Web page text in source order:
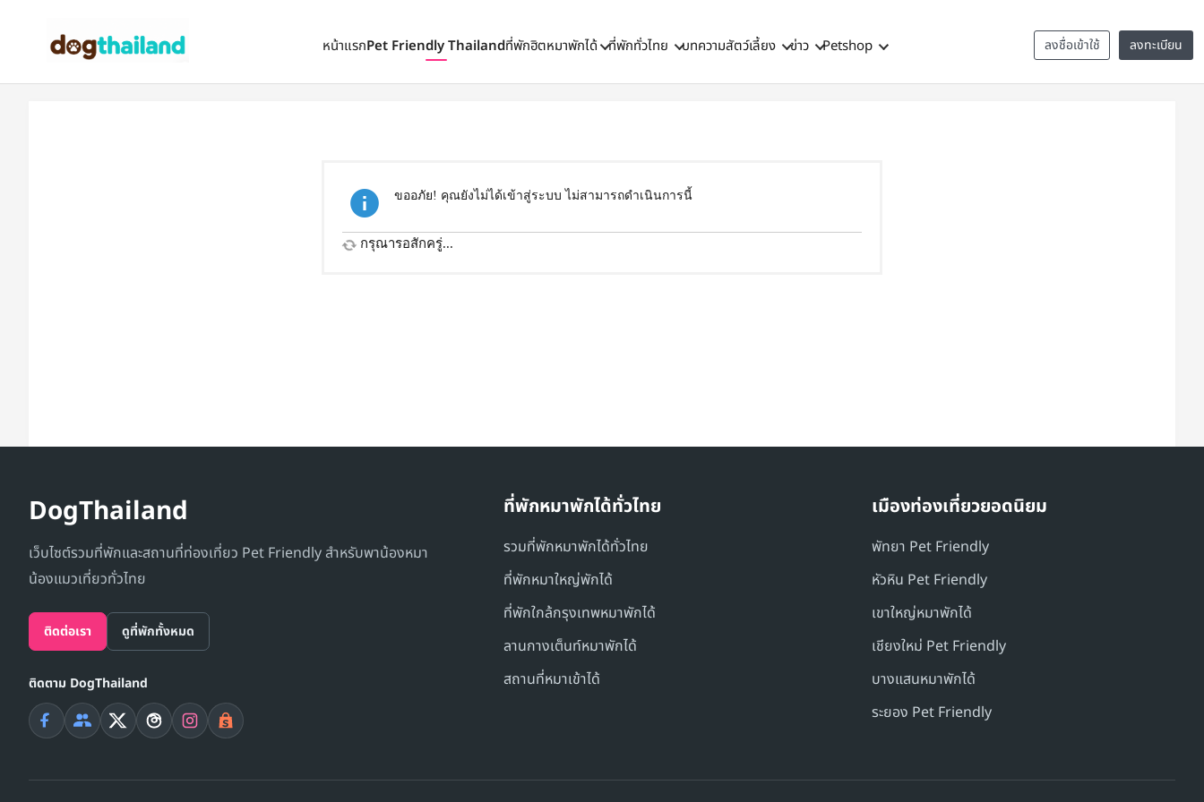
ลงชื่อเข้าใช้ ลงทะเบียน
หน้าแรกPet Friendly Thailandที่พักฮิตหมาพักได้ ที่พักทั่วไทย บทความสัตว์เลี้ยง ข่าว Petshop
ขออภัย! คุณยังไม่ได้เข้าสู่ระบบ ไม่สามารถดำเนินการนี้
กรุณารอสักครู่...
DogThailand
เว็บไซต์รวมที่พักและสถานที่ท่องเที่ยว Pet Friendly สำหรับพาน้องหมา
น้องแมวเที่ยวทั่วไทย
ติดต่อเรา ดูที่พักทั้งหมด
ติดตาม DogThailand
ที่พักหมาพักได้ทั่วไทย
รวมที่พักหมาพักได้ทั่วไทย
ที่พักหมาใหญ่พักได้
ที่พักใกล้กรุงเทพหมาพักได้
ลานกางเต็นท์หมาพักได้
สถานที่หมาเข้าได้
เมืองท่องเที่ยวยอดนิยม
พัทยา Pet Friendly
หัวหิน Pet Friendly
เขาใหญ่หมาพักได้
เชียงใหม่ Pet Friendly
บางแสนหมาพักได้
ระยอง Pet Friendly